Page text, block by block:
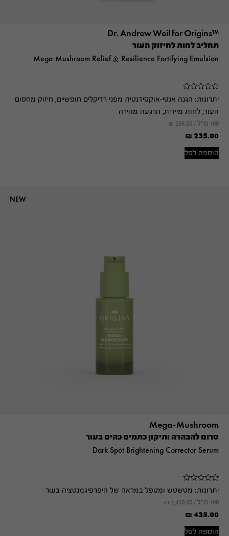
™Dr. Andrew Weil for Origins
תחליב לחות לחיזוק העור
Mega-Mushroom Relief & Resilience Fortifying Emulsion
יתרונות: הגנה אנטי-אוקסידנטית מפני רדיקלים חופשיים, חיזוק מחסום
העור, לחות מיידית, הרגעה מהירה
100 מ"ל / ₪ 235.00
₪ 235.00
הוספה לסל
NEW
Mega-Mushroom
סרום להבהרה ותיקון כתמים כהים בעור
Dark Spot Brightening Corrector Serum
יתרונות: מטשטש ומטפל במראה של היפרפיגמנטציה בעור
100 מ"ל / ₪ 1,450.00
₪ 435.00
הוספה לסל